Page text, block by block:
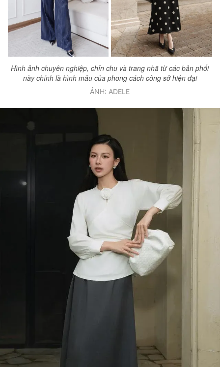
Hình ảnh chuyên nghiệp, chỉn chu và trang nhã từ các bản phối
này chính là hình mẫu của phong cách công sở hiện đại
ẢNH: ADELE